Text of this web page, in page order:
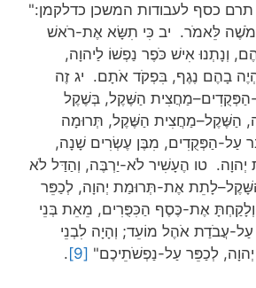
תרם כסף לעבודות המשכן כדלקמן:"
מֹשֶׁה לֵּאמֹר. יב כִּי תִשָּׂא אֶת-רֹאשׁ
וְנָתְנוּ אִישׁ כֹּפֶר נַפְשׁוֹ לַיהוָה,
בָהֶם נֶגֶף, בִּפְקֹד אֹתָם. יג זֶה
הַפְּקֻדִים–מַחֲצִית הַשֶּׁקֶל, בְּשֶׁקֶל
הַשֶּׁקֶל–מַחֲצִית הַשֶּׁקֶל, תְּרוּמָה
עַל-הַפְּקֻדִים, מִבֶּן עֶשְׂרִים שָׁנָה,
יְהוָה. טו הֶעָשִׁיר לֹא-יַרְבֶּה, וְהַדַּל לֹא
אֶת-תְּרוּמַת יְהוָה, לְכַפֵּר
אֶת-כֶּסֶף הַכִּפֻּרִים, מֵאֵת בְּנֵי
עֲבֹדַת אֹהֶל מוֹעֵד; וְהָיָה לִבְנֵי
יְהוָה, לְכַפֵּר עַל-נַפְשֹׁתֵיכֶם" [9]
.